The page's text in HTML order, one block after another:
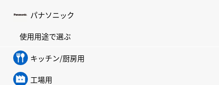
パナソニック
使用用途で選ぶ
キッチン/厨房用
工場用